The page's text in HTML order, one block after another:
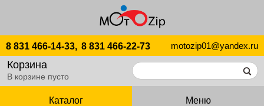
8 831 466-14-33, 8 831 466-22-73 motozip01@yandex.ru
Корзина
В корзине пусто
Каталог Меню